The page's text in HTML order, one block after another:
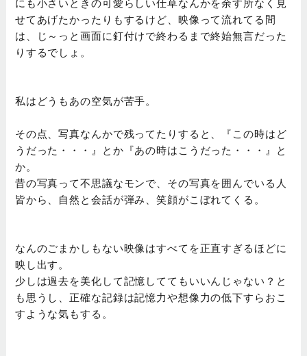
にも小さいときの可愛らしい仕草なんかを余す所なく見
せてあげたかったりもするけど、映像って流れてる間
は、じ～っと画面に釘付けで終わるまで終始無言だった
りするでしょ。
私はどうもあの空気が苦手。
その点、写真なんかで残ってたりすると、『この時はど
うだった・・・』とか『あの時はこうだった・・・』と
か。
昔の写真って不思議なモンで、その写真を囲んでいる人
皆から、自然と会話が弾み、笑顔がこぼれてくる。
なんのごまかしもない映像はすべてを正直すぎるほどに
映し出す。
少しは過去を美化して記憶しててもいいんじゃない？と
も思うし、正確な記録は記憶力や想像力の低下すらおこ
すような気もする。